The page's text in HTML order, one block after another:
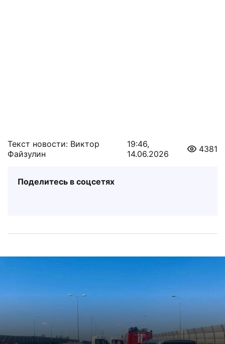
Текст новости: Виктор
Файзулин
19:46,
14.06.2026
4381
Поделитесь в соцсетях